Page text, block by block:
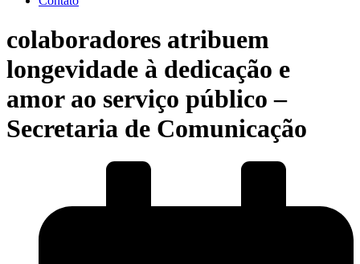
colaboradores atribuem
longevidade à dedicação e
amor ao serviço público –
Secretaria de Comunicação